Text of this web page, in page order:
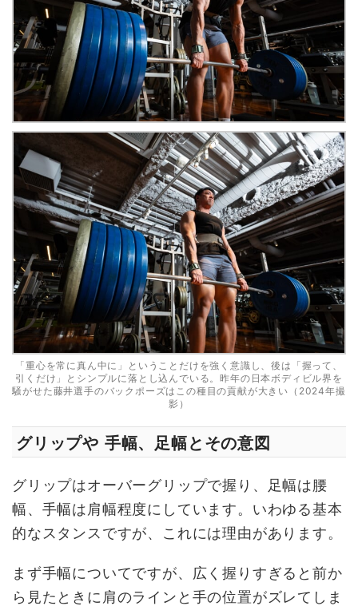
「重心を常に真ん中に」ということだけを強く意識し、後は「握って、
引くだけ」とシンプルに落とし込んでいる。昨年の日本ボディビル界を
騒がせた藤井選手のバックポーズはこの種目の貢献が大きい（2024年撮
影）
グリップや 手幅、足幅とその意図
グリップはオーバーグリップで握り、足幅は腰
幅、手幅は肩幅程度にしています。いわゆる基本
的なスタンスですが、これには理由があります。
まず手幅についてですが、広く握りすぎると前か
ら見たときに肩のラインと手の位置がズレてしま